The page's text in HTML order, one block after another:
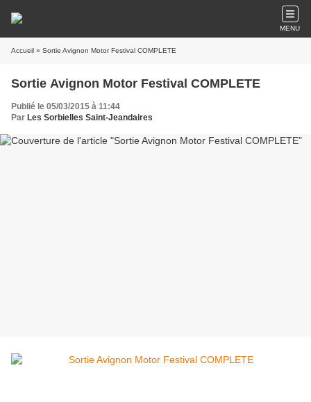
MENU
Accueil » Sortie Avignon Motor Festival COMPLETE
Sortie Avignon Motor Festival COMPLETE
Publié le 05/03/2015 à 11:44
Par Les Sorbielles Saint-Jeandaires